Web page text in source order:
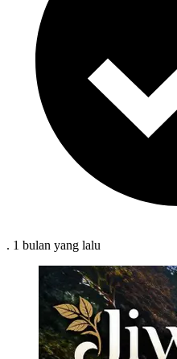
. 1 bulan yang lalu